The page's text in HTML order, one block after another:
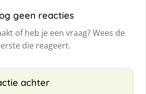
geen reacties
of heb je een vraag? Wees de
die reageert.
achter